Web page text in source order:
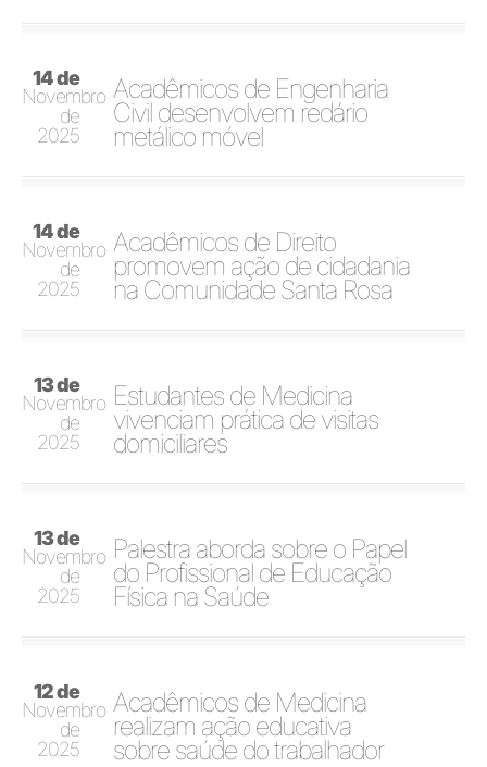
14 de
Novembro
de
2025
Acadêmicos de Engenharia
Civil desenvolvem redário
metálico móvel
14 de
Novembro
de
2025
Acadêmicos de Direito
promovem ação de cidadania
na Comunidade Santa Rosa
13 de
Novembro
de
2025
Estudantes de Medicina
vivenciam prática de visitas
domiciliares
13 de
Novembro
de
2025
Palestra aborda sobre o Papel
do Profissional de Educação
Física na Saúde
12 de
Novembro
de
2025
Acadêmicos de Medicina
realizam ação educativa
sobre saúde do trabalhador